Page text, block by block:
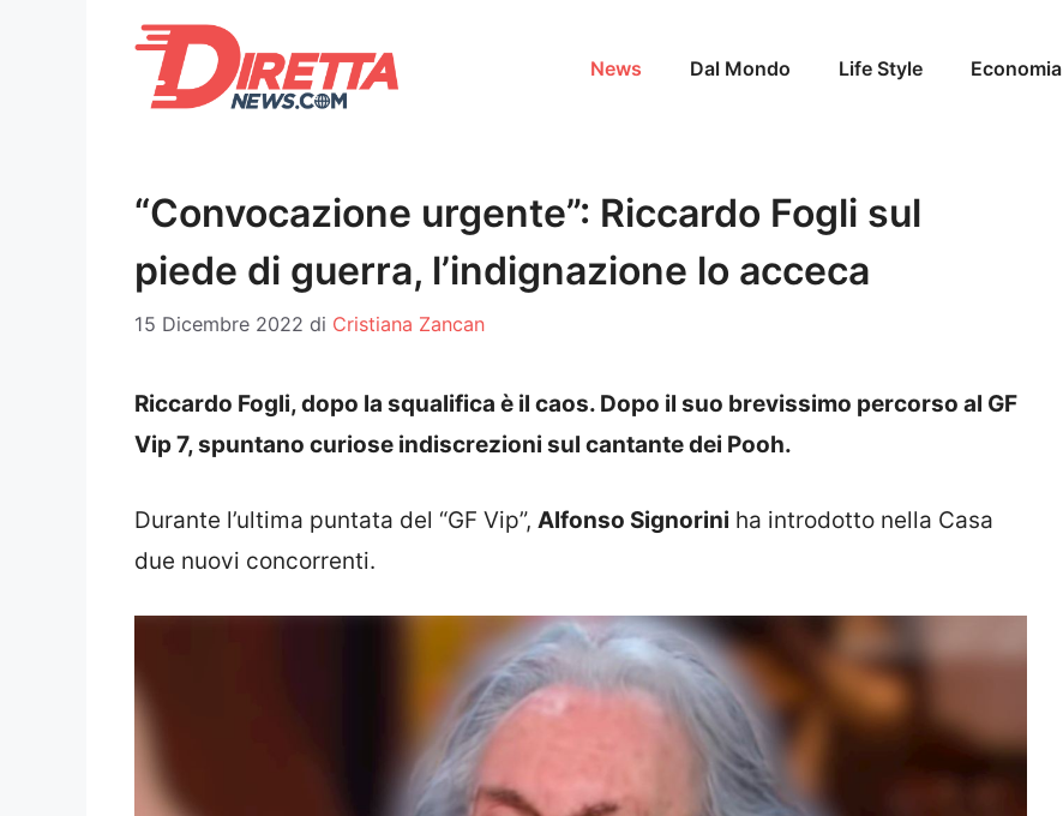
News Dal Mondo Life Style Economia
“Convocazione urgente”: Riccardo Fogli sul
piede di guerra, l’indignazione lo acceca
15 Dicembre 2022 di Cristiana Zancan
Riccardo Fogli, dopo la squalifica è il caos. Dopo il suo brevissimo percorso al GF
Vip 7, spuntano curiose indiscrezioni sul cantante dei Pooh.
Durante l’ultima puntata del “GF Vip”, Alfonso Signorini ha introdotto nella Casa
due nuovi concorrenti.